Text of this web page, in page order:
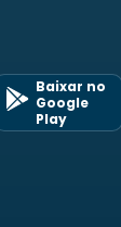
Baixar no
Google
Play